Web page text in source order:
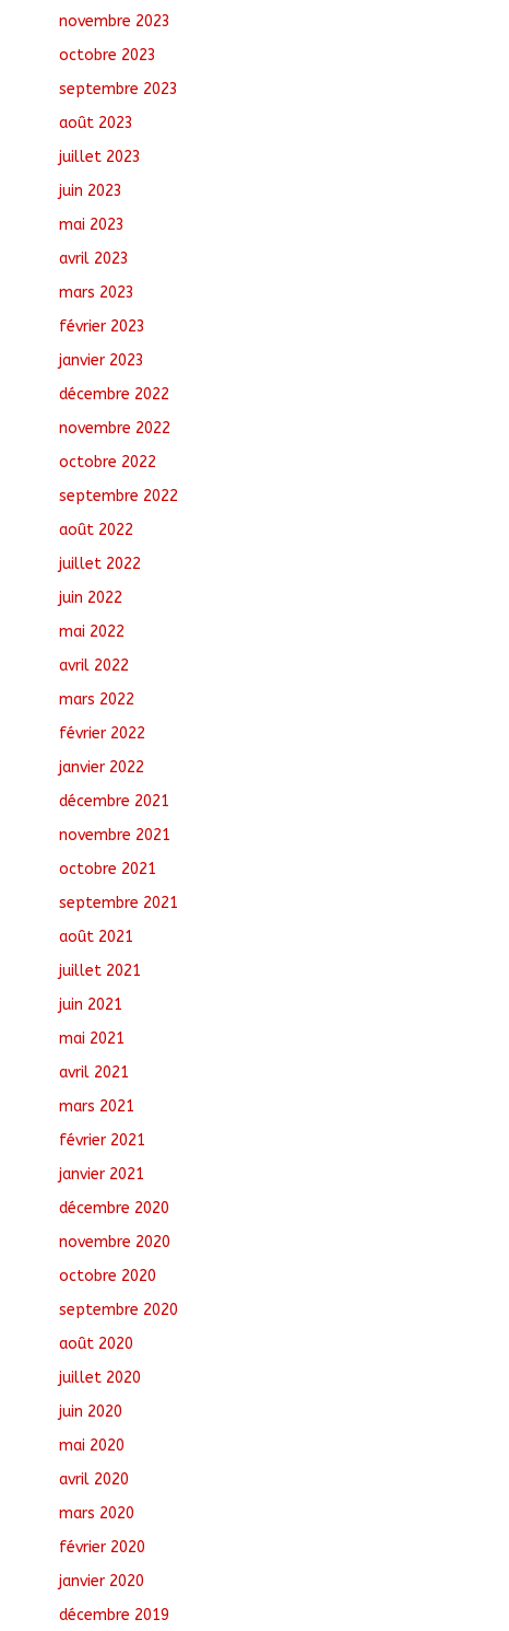
novembre 2023
octobre 2023
septembre 2023
août 2023
juillet 2023
juin 2023
mai 2023
avril 2023
mars 2023
février 2023
janvier 2023
décembre 2022
novembre 2022
octobre 2022
septembre 2022
août 2022
juillet 2022
juin 2022
mai 2022
avril 2022
mars 2022
février 2022
janvier 2022
décembre 2021
novembre 2021
octobre 2021
septembre 2021
août 2021
juillet 2021
juin 2021
mai 2021
avril 2021
mars 2021
février 2021
janvier 2021
décembre 2020
novembre 2020
octobre 2020
septembre 2020
août 2020
juillet 2020
juin 2020
mai 2020
avril 2020
mars 2020
février 2020
janvier 2020
décembre 2019